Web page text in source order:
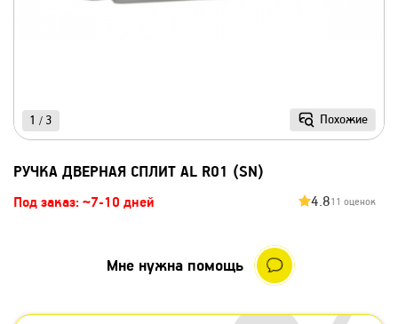
Похожие
1 / 3
РУЧКА ДВЕРНАЯ СПЛИТ AL R01 (SN)
Под заказ: ~7-10 дней 4.811 оценок
Мне нужна помощь